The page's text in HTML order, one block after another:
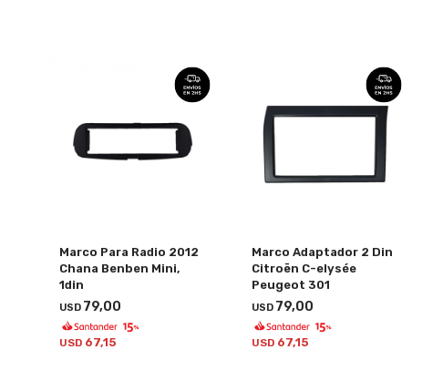
Marco Para Radio 2012
Chana Benben Mini,
1din
USD 79,00
USD 67,15
Marco Adaptador 2 Din
Citroën C-elysée
Peugeot 301
USD 79,00
USD 67,15